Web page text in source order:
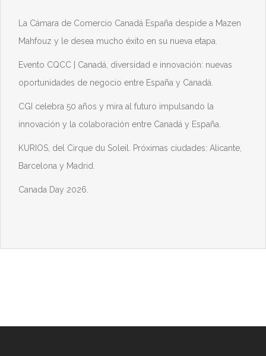
La Cámara de Comercio Canadá España despide a Mazen
Mahfouz y le desea mucho éxito en su nueva etapa.
Evento CQCC | Canadá, diversidad e innovación: nuevas
oportunidades de negocio entre España y Canadá.
CGI celebra 50 años y mira al futuro impulsando la
innovación y la colaboración entre Canadá y España.
KURIOS, del Cirque du Soleil. Próximas ciudades: Alicante,
Barcelona y Madrid.
Canada Day 2026.